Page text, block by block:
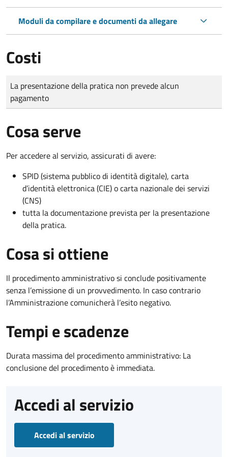
Moduli da compilare e documenti da allegare
Costi
Tipo di pagamento
Importo
La presentazione della pratica non prevede alcun
pagamento
Cosa serve
Per accedere al servizio, assicurati di avere:
SPID (sistema pubblico di identità digitale), carta
d’identità elettronica (CIE) o carta nazionale dei servizi
(CNS)
tutta la documentazione prevista per la presentazione
della pratica.
Cosa si ottiene
Il procedimento amministrativo si conclude positivamente
senza l’emissione di un provvedimento. In caso contrario
l’Amministrazione comunicherà l’esito negativo.
Tempi e scadenze
Durata massima del procedimento amministrativo: La
conclusione del procedimento è immediata.
Accedi al servizio
Accedi al servizio